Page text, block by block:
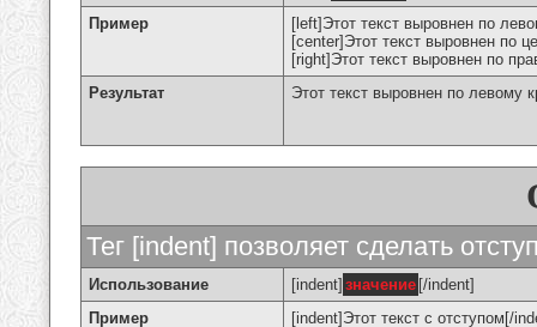
Пример
[left]Этот текст выровнен по
[center]Этот текст выровнен по
[right]Этот текст выровнен по
Результат
Этот текст выровнен по левому
Тег [indent] позволяет сделать
Использование [indent] значение [/indent]
Пример
[indent]Этот текст с отступом[/